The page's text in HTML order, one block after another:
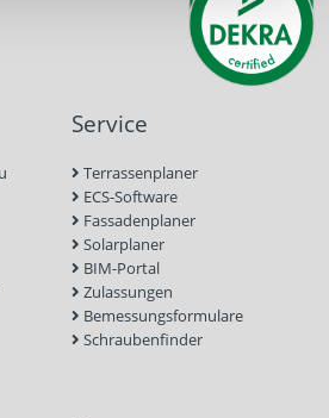
Service
Terrassenplaner
ECS-Software
Fassadenplaner
Solarplaner
BIM-Portal
Zulassungen
Bemessungsformulare
Schraubenfinder